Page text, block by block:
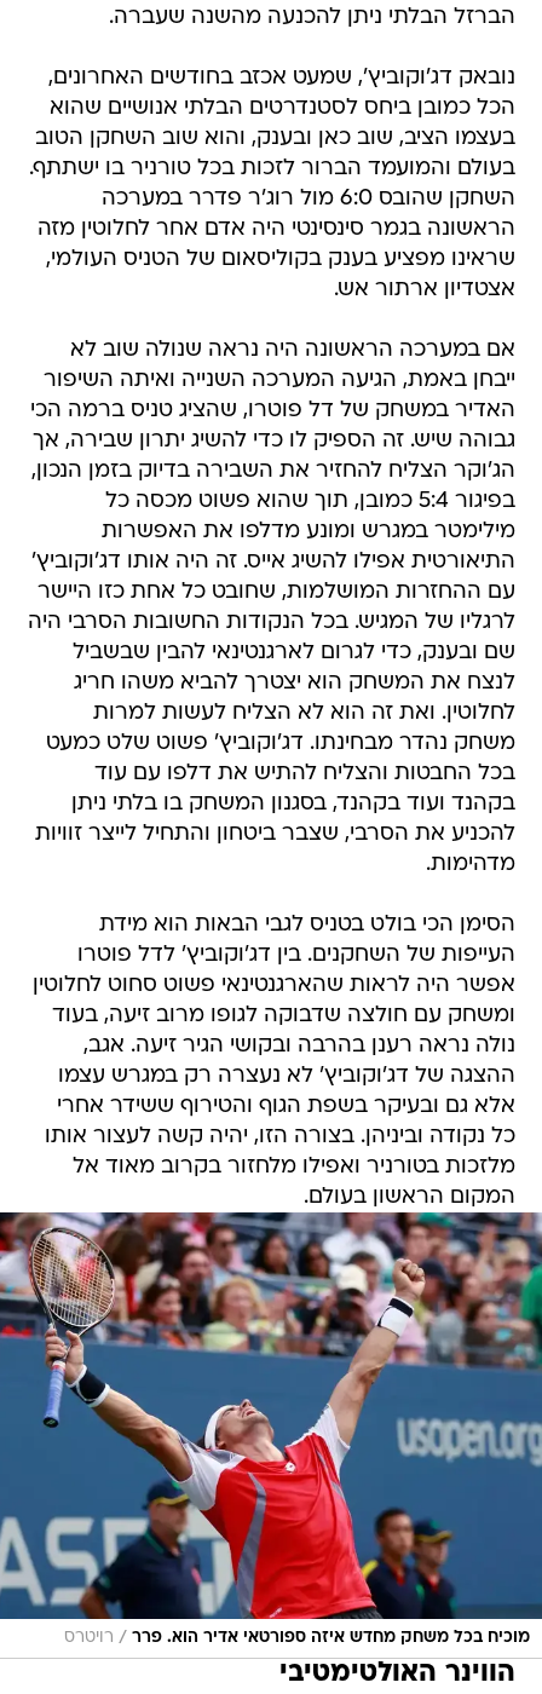
הברזל הבלתי ניתן להכנעה מהשנה שעברה.
נובאק דג'וקוביץ', שמעט אכזב בחודשים האחרונים,
הכל כמובן ביחס לסטנדרטים הבלתי אנושיים שהוא
בעצמו הציב, שוב כאן ובענק, והוא שוב השחקן הטוב
בעולם והמועמד הברור לזכות בכל טורניר בו ישתתף.
השחקן שהובס 6:0 מול רוג'ר פדרר במערכה
הראשונה בגמר סינסינטי היה אדם אחר לחלוטין מזה
שראינו מפציע בענק בקוליסאום של הטניס העולמי,
אצטדיון ארתור אש.
אם במערכה הראשונה היה נראה שנולה שוב לא
ייבחן באמת, הגיעה המערכה השנייה ואיתה השיפור
האדיר במשחק של דל פוטרו, שהציג טניס ברמה הכי
גבוהה שיש. זה הספיק לו כדי להשיג יתרון שבירה, אך
הג'וקר הצליח להחזיר את השבירה בדיוק בזמן הנכון,
בפיגור 5:4 כמובן, תוך שהוא פשוט מכסה כל
מילימטר במגרש ומונע מדלפו את האפשרות
התיאורטית אפילו להשיג אייס. זה היה אותו דג'וקוביץ'
עם ההחזרות המושלמות, שחובט כל אחת כזו היישר
לרגליו של המגיש. בכל הנקודות החשובות הסרבי היה
שם ובענק, כדי לגרום לארגנטינאי להבין שבשביל
לנצח את המשחק הוא יצטרך להביא משהו חריג
לחלוטין. ואת זה הוא לא הצליח לעשות למרות
משחק נהדר מבחינתו. דג'וקוביץ' פשוט שלט כמעט
בכל החבטות והצליח להתיש את דלפו עם עוד
בקהנד ועוד בקהנד, בסגנון המשחק בו בלתי ניתן
להכניע את הסרבי, שצבר ביטחון והתחיל לייצר זוויות
מדהימות.
הסימן הכי בולט בטניס לגבי הבאות הוא מידת
העייפות של השחקנים. בין דג'וקוביץ' לדל פוטרו
אפשר היה לראות שהארגנטינאי פשוט סחוט לחלוטין
ומשחק עם חולצה שדבוקה לגופו מרוב זיעה, בעוד
נולה נראה רענן בהרבה ובקושי הגיר זיעה. אגב,
ההצגה של דג'וקוביץ' לא נעצרה רק במגרש עצמו
אלא גם ובעיקר בשפת הגוף והטירוף ששידר אחרי
כל נקודה וביניהן. בצורה הזו, יהיה קשה לעצור אותו
מלזכות בטורניר ואפילו מלחזור בקרוב מאוד אל
המקום הראשון בעולם.
מוכיח בכל משחק מחדש איזה ספורטאי אדיר הוא. פרר / רויטרס
הווינר האולטימטיבי